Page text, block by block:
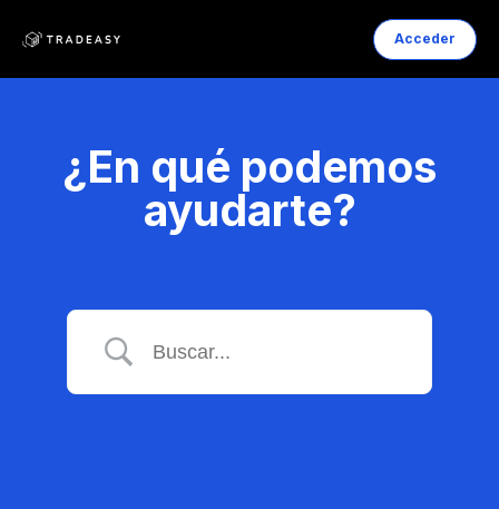
Acceder
¿En qué podemos
ayudarte?